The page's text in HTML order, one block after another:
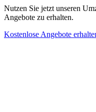
Nutzen Sie jetzt unseren
Angebote zu erhalten.
Kostenlose Angebote